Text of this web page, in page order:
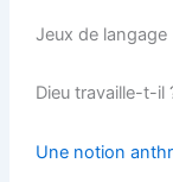
Jeux de langage
Dieu travaille-t-il
Une notion